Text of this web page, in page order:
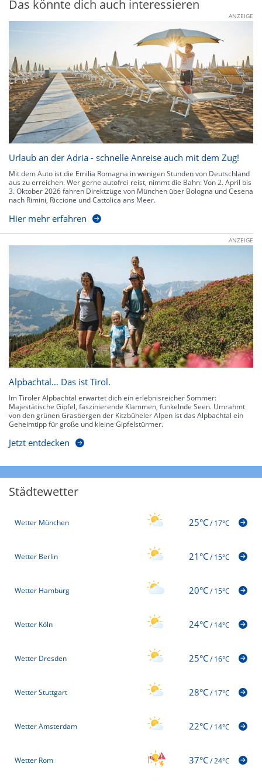
Das könnte dich auch interessieren
ANZEIGE
Urlaub an der Adria - schnelle Anreise auch mit dem Zug!
Mit dem Auto ist die Emilia Romagna in wenigen Stunden von Deutschland
aus zu erreichen. Wer gerne autofrei reist, nimmt die Bahn: Von 2. April bis
3. Oktober 2026 fahren Direktzüge von München über Bologna und Cesena
nach Rimini, Riccione und Cattolica ans Meer.
Hier mehr erfahren
ANZEIGE
Alpbachtal… Das ist Tirol.
Im Tiroler Alpbachtal erwartet dich ein erlebnisreicher Sommer:
Majestätische Gipfel, faszinierende Klammen, funkelnde Seen. Umrahmt
von den grünen Grasbergen der Kitzbüheler Alpen ist das Alpbachtal ein
Geheimtipp für große und kleine Gipfelstürmer.
Jetzt entdecken
Städtewetter
Wetter München 25°C/17°C
Wetter Berlin 21°C/15°C
Wetter Hamburg 20°C/15°C
Wetter Köln 24°C/14°C
Wetter Dresden 25°C/16°C
Wetter Stuttgart 28°C/17°C
Wetter Amsterdam 22°C/14°C
Wetter Rom 37°C/24°C